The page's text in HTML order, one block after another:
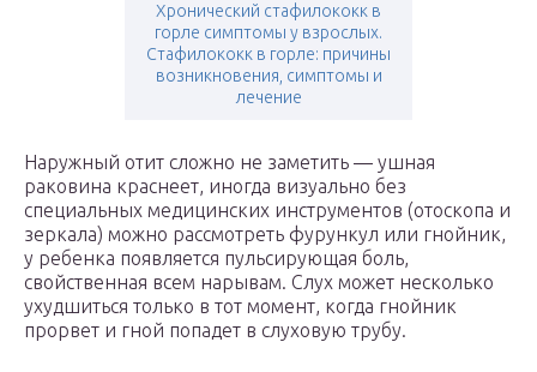
Хронический стафилококк в
горле симптомы у взрослых.
Стафилококк в горле: причины
возникновения, симптомы и
лечение
Наружный отит сложно не заметить — ушная
раковина краснеет, иногда визуально без
специальных медицинских инструментов (отоскопа и
зеркала) можно рассмотреть фурункул или гнойник,
у ребенка появляется пульсирующая боль,
свойственная всем нарывам. Слух может несколько
ухудшиться только в тот момент, когда гнойник
прорвет и гной попадет в слуховую трубу.